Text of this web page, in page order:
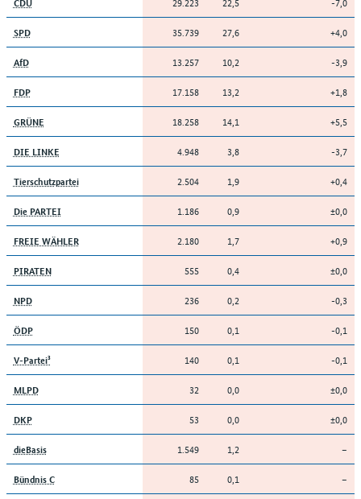
SPD 35.739 27,6 +4,0
AfD 13.257 10,2 -3,9
FDP 17.158 13,2 +1,8
GRÜNE 18.258 14,1 +5,5
DIE LINKE 4.948 3,8 -3,7
Tierschutzpartei 2.504 1,9 +0,4
Die PARTEI 1.186 0,9 ±0,0
FREIE WÄHLER 2.180 1,7 +0,9
PIRATEN 555 0,4 ±0,0
NPD 236 0,2 -0,3
ÖDP 150 0,1 -0,1
V-Partei³ 140 0,1 -0,1
MLPD 32 0,0 ±0,0
DKP 53 0,0 ±0,0
dieBasis 1.549 1,2 –
Bündnis C 85 0,1 –